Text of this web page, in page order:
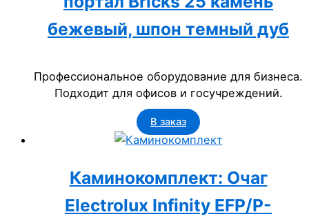
бежевый, шпон темный дуб
Профессиональное оборудование для бизнеса.
Подходит для офисов и госучреждений.
В заказ
Каминокомплект: Очаг
Electrolux Infinity EFP/P-